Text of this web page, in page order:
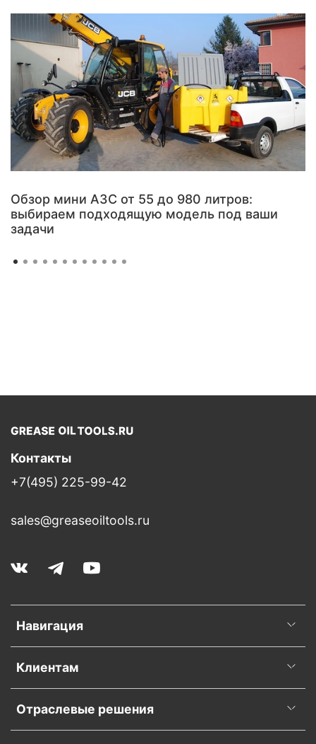
Обзор мини АЗС от 55 до 980 литров:
выбираем подходящую модель под ваши
задачи
Навигация
Клиентам
Отраслевые решения
Контакты
+7(495) 225-99-42
sales@greaseoiltools.ru